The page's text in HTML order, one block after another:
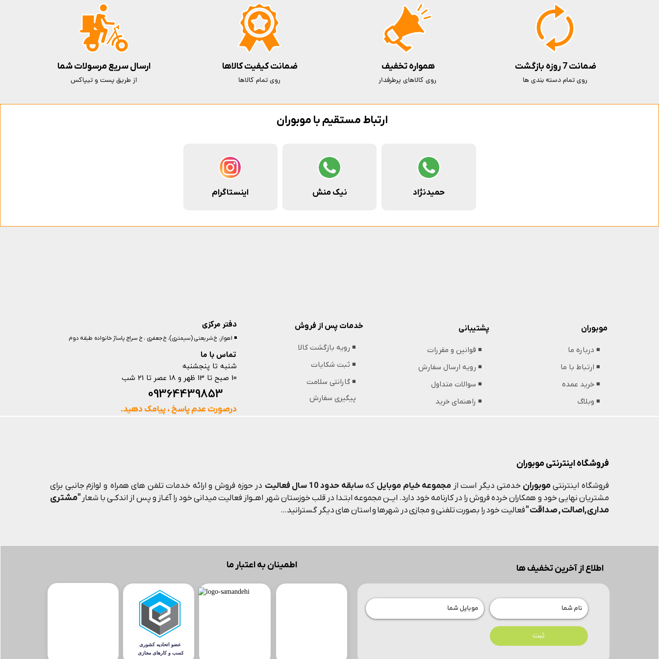
فروشگاه اینترنتی موبوران
فروشگاه اینترنتیموبوران خدمتی دیگر است از مجموعه خیام موبایل کهسابقه حدود 10 سال فعالیت
در حوزه فروش و ارائه خدمات تلفن های همراه و لوازم جانبی برای
مشتریان نهایی خود و همکاران خرده فروش را در کارنامه خود دارد. ایــن مجموعه ابتـدا در قلب خوزستان شهر اهــواز فعالیت میدانی خود را آغـاز و پس از اندکـی با شعار "مشتری
مداری,اصالت , صداقت "فعالیت خود را بصورت تلفنی و مجازی در شهرها و استان های دیگر گسترانید...
اطمینان به اعتبار ما اطلاع از آخرین تخفیف ها
ثبت
ارتباط مستقیم با موبوران
حمیدنژاد نیک منش اینستاگرام
ضمانت 7 روزه بازگشت
روی تمام دسته بندی ها
ارسال سریع مرسولات شما
از طریق پست و تیپاکس
ضمانت کیفیت کالاها
روی تمام کالاها
همواره تخفیف
روی کالاهای پرطرفدار
دفتر مرکزی
تماس با ما
◾️ اهواز، خ شریعتی (سیمتری)، خ جعفری ، خ سراج پاساژ خانواده طبقه دوم
شنبه تا پنجشنبه
10 صبح تا 13 ظهر و 18 عصر تا 21 شب
درصورت عدم پاسخ ، پیامک دهید.
پشتیبانی
◾️ قوانین و مقررات
◾️ رویه ارسال سفارش
◾️ سوالات متداول
◾️ راهنمای خرید
موبوران
◾️ درباره ما
◾️ ارتباط با ما
◾️ خرید عمده
◾️ وبلاگ
خدمات پس از فروش
◾️ رویه بازگشت کالا
◾️ ثبت شکایات
◾️ گارانتی سلامت
پیگیری سفارش